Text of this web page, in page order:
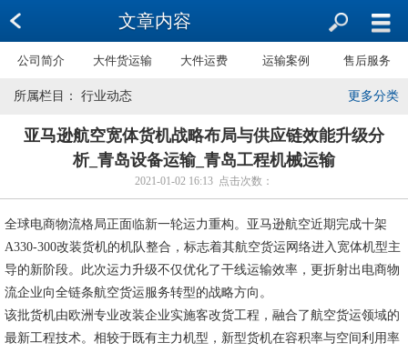
文章内容
公司简介 大件货运输 大件运费 运输案例 售后服务
更多分类
所属栏目： 行业动态
亚马逊航空宽体货机战略布局与供应链效能升级分
析_青岛设备运输_青岛工程机械运输
2021-01-02 16:13 点击次数：
全球电商物流格局正面临新一轮运力重构。亚马逊航空近期完成十架
A330-300改装货机的机队整合，标志着其航空货运网络进入宽体机型主
导的新阶段。此次运力升级不仅优化了干线运输效率，更折射出电商物
流企业向全链条航空货运服务转型的战略方向。
该批货机由欧洲专业改装企业实施客改货工程，融合了航空货运领域的
最新工程技术。相较于既有主力机型，新型货机在容积率与空间利用率